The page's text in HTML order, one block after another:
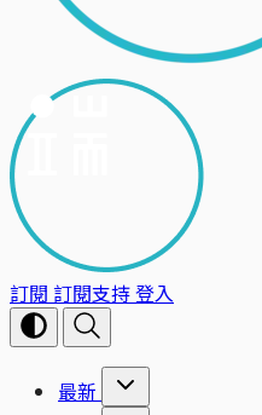
訂閱 訂閱支持登入
最新